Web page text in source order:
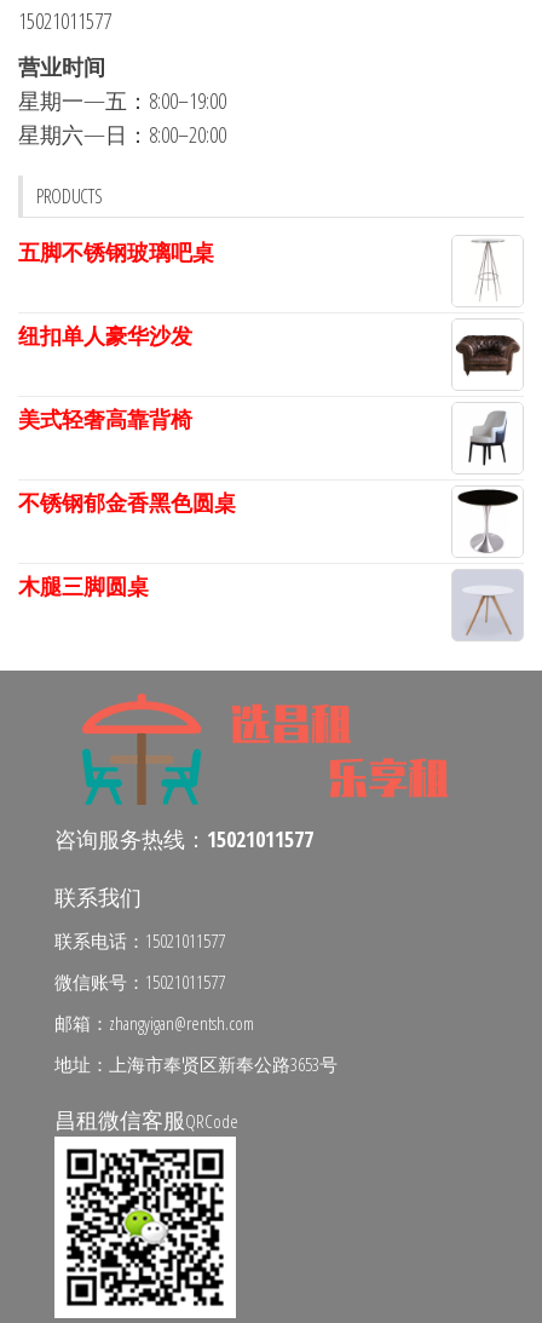
15021011577
营业时间
星期一—五：8:00–19:00
星期六—日：8:00–20:00
PRODUCTS
五脚不锈钢玻璃吧桌
纽扣单人豪华沙发
美式轻奢高靠背椅
不锈钢郁金香黑色圆桌
木腿三脚圆桌
咨询服务热线： 15021011577
联系我们
联系电话：15021011577
微信账号：15021011577
邮箱：zhangyigan@rentsh.com
地址：上海市奉贤区新奉公路3653号
昌租微信客服QRCode